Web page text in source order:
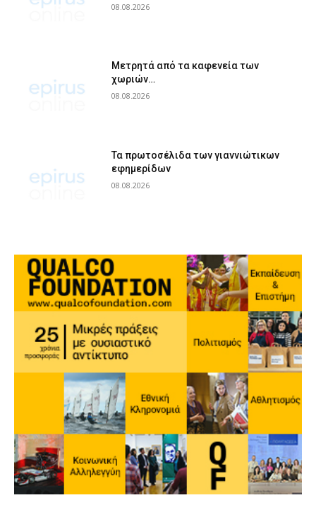
08.08.2026
Μετρητά από τα καφενεία των
χωριών…
08.08.2026
Τα πρωτοσέλιδα των γιαννιώτικων
εφημερίδων
08.08.2026